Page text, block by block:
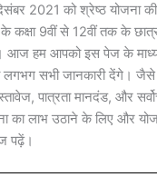
2021 को श्रेष्ठ योजना
कक्षा 9वीं से 12वीं तक के
आज हम आपको इस पेज के
लगभग सभी जानकारी देंगे। जैसे
पात्रता मानदंड, और
का लाभ उठाने के लिए और
पढ़ें।